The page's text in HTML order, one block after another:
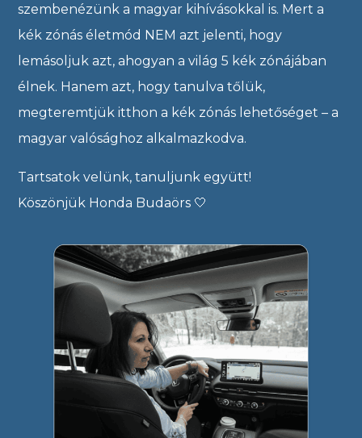
szembenézünk a magyar kihívásokkal is. Mert a
kék zónás életmód NEM azt jelenti, hogy
lemásoljuk azt, ahogyan a világ 5 kék zónájában
élnek. Hanem azt, hogy tanulva tőlük,
megteremtjük itthon a kék zónás lehetőséget – a
magyar valósághoz alkalmazkodva.
Tartsatok velünk, tanuljunk együtt!
Köszönjük Honda Budaörs 🤍